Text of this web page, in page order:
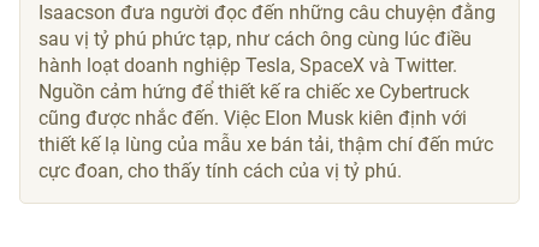
Isaacson đưa người đọc đến những câu chuyện đằng
sau vị tỷ phú phức tạp, như cách ông cùng lúc điều
hành loạt doanh nghiệp Tesla, SpaceX và Twitter.
Nguồn cảm hứng để thiết kế ra chiếc xe Cybertruck
cũng được nhắc đến. Việc Elon Musk kiên định với
thiết kế lạ lùng của mẫu xe bán tải, thậm chí đến mức
cực đoan, cho thấy tính cách của vị tỷ phú.